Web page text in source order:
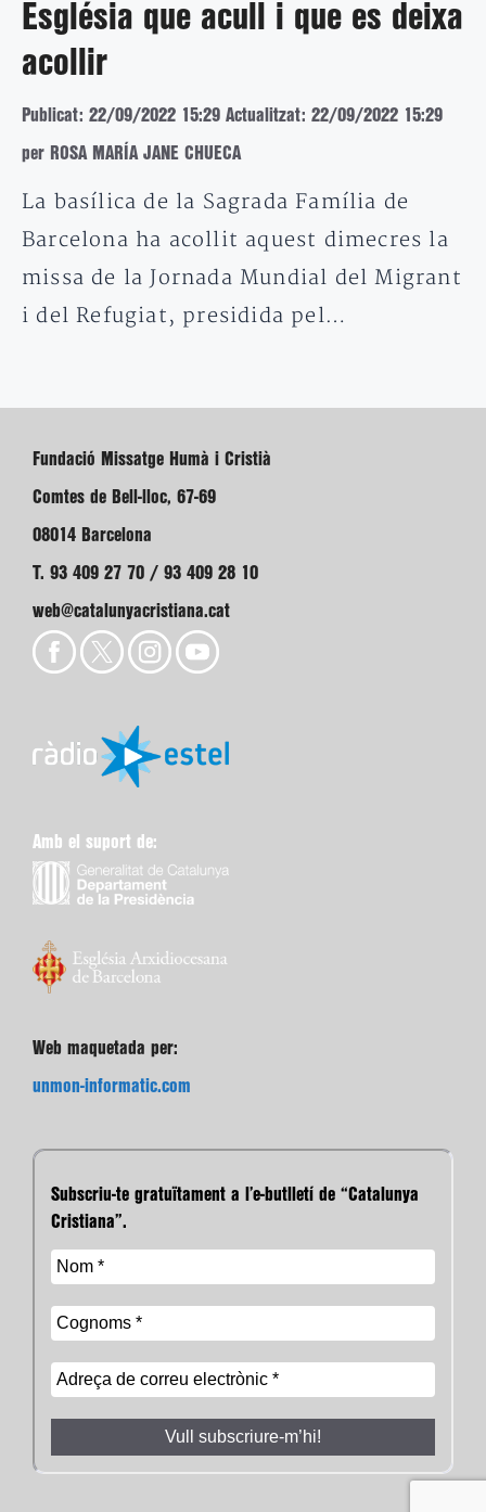
Església que acull i que es deixa
acollir
Publicat: 22/09/2022 15:29 Actualitzat: 22/09/2022 15:29
per ROSA MARÍA JANE CHUECA
La basílica de la Sagrada Família de
Barcelona ha acollit aquest dimecres la
missa de la Jornada Mundial del Migrant
i del Refugiat, presidida pel…
Fundació Missatge Humà i Cristià
Comtes de Bell-lloc, 67-69
08014 Barcelona
T. 93 409 27 70 / 93 409 28 10
web@catalunyacristiana.cat
Amb el suport de:
Web maquetada per:
unmon-informatic.com
Subscriu-te gratuïtament a l’e-butlletí de “Catalunya
Cristiana”.